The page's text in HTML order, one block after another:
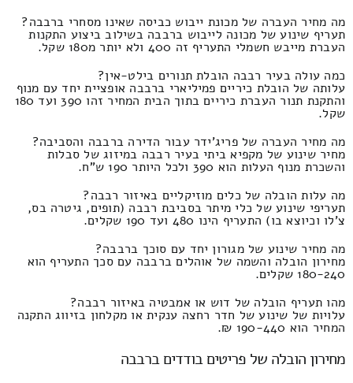
מה מחיר העברה של מכונת ייבוש כביסה שאינו מסחרי ברבבה?
תעריף שינוע של מכונה לייבוש ברבבה בשילוב ביצוע התקנות
העברת מייבש חשמלי התעריף זה 400 ולא יותר מ180 שקל.
כמה עולה בעיר רבבה הובלת תנורים בילט-אין?
עלותה של הובלת כיריים פמיליארי ברבבה אופציית יחד עם מנוף
והתקנת תנור העברת כיריים בתוך הבית המחיר זהו 390 ועד 180
שקל.
מה מחיר העברה של פריג'ידר עבור הדירה ברבבה והסביבה?
מחיר שינוע של מקפיא ביתי בעיר רבבה במיזוג של סבלות
והשכרת מנוף העלות הוא 390 ולכל היותר 190 ש"ח.
מה עלות הובלה של כלים מוזיקליים באיזור רבבה?
תעריפי שינוע של כלי מיתר בסביבת רבבה (תופים, גיטרה בס,
צ'לו וכיוצא בו) התעריף הינו 480 ועד 190 שקלים.
מה מחיר שינוע של מגורון יחד עם סוכך ברבבה?
מחירון הובלה והשמה של אוהלים ברבבה עם סכך התעריף הוא
180-240 שקלים.
מהו תעריף הובלה של דוש או אמבטיה באיזור רבבה?
עלויות של שינוע של חדר רחצה ענקית או מקלחון בזיווג התקנה
המחיר הוא 190-440 ₪.
מחירון הובלה של פריטים בודדים ברבבה